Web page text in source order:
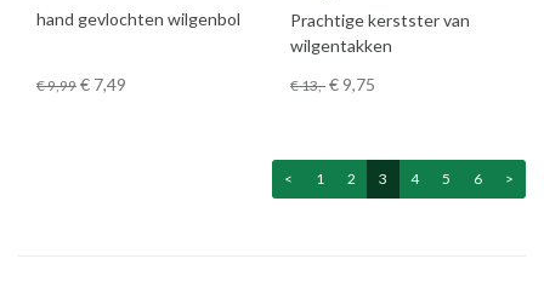
hand gevlochten wilgenbol
€ 9,99 € 7,49
Prachtige kerstster van
wilgentakken
€ 13,- € 9,75
< 1 2 3 4 5 6 >